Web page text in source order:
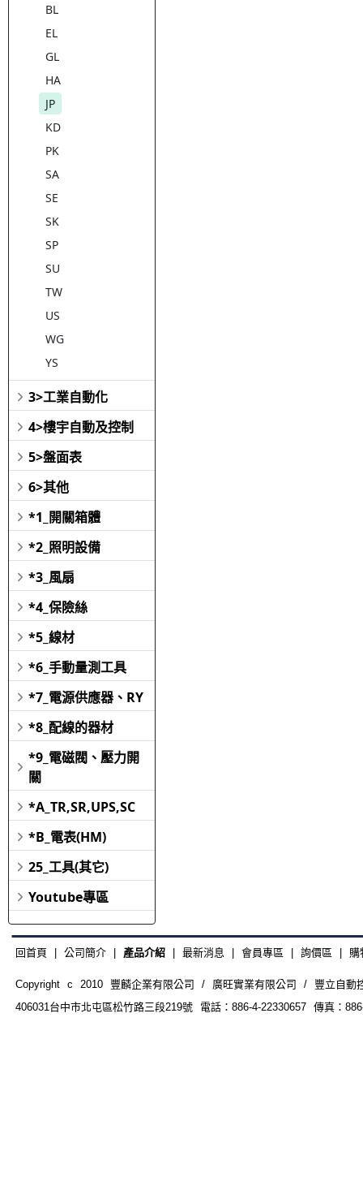
BL
EL
GL
HA
JP
KD
PK
SA
SE
SK
SP
SU
TW
US
WG
YS
3>工業自動化
4>樓宇自動及控制
5>盤面表
6>其他
*1_開關箱體
*2_照明設備
*3_風扇
*4_保險絲
*5_線材
*6_手動量測工具
*7_電源供應器、RY
*8_配線的器材
*9_電磁閥、壓力開
關
*A_TR,SR,UPS,SC
*B_電表(HM)
25_工具(其它)
Youtube專區
回首頁 公司簡介| 產品介紹| 最新消息 會員專區 詢價區 購
Copyright c 2010 豐麟企業有限公司 / 廣旺實業有限公司 / 豐立自動
406031台中市北屯區松竹路三段219號 電話：886-4-22330657 傳真：